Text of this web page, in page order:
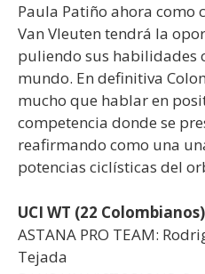
Paula Patiño ahora como
Van Vleuten tendrá la
puliendo sus habilidades
mundo. En definitiva
mucho que hablar en
competencia donde se
reafirmando como una
potencias ciclísticas del
UCI WT (22 Colombianos)
ASTANA PRO TEAM:
Tejada